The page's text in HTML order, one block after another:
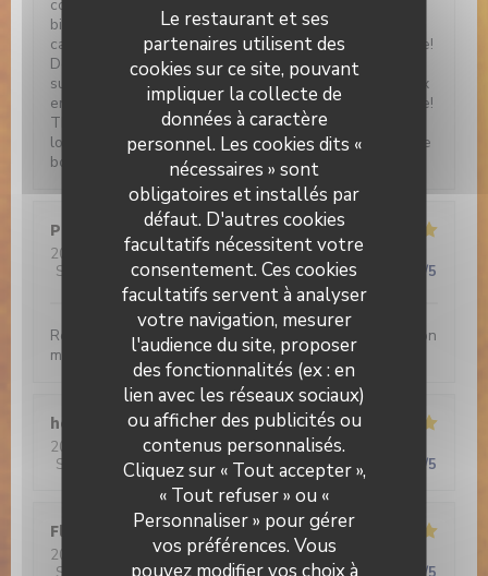
Le restaurant et ses
partenaires utilisent des
cookies sur ce site, pouvant
impliquer la collecte de
données à caractère
personnel. Les cookies dits «
nécessaires » sont
obligatoires et installés par
défaut. D'autres cookies
facultatifs nécessitent votre
consentement. Ces cookies
facultatifs servent à analyser
votre navigation, mesurer
l'audience du site, proposer
des fonctionnalités (ex : en
lien avec les réseaux sociaux)
ou afficher des publicités ou
contenus personnalisés.
Cliquez sur « Tout accepter »,
« Tout refuser » ou «
Personnaliser » pour gérer
vos préférences. Vous
pouvez modifier vos choix à
commande rapide du gentil responsable, service
bienveillant de la nouvelle, Charlotte 😉👍! Et, a la
carte, de la daube !!! Non, non, ce n'est pas une insulte!
De la véritable daube provençale !On commande bien
sur, et pour être sûr d'être vraiment en Provence, deux
entrées: salade provençale et pissaladière. Sans faute!
TRES BON! Notre conseil de gastronomie en culottés
longues, COURREZ-Y!!! Vous y passerez un moment de
bonheur papillaire!
Philippe
2026-03-16- 20:00 - Couverts 4
Service
/5 Ambiance: 4/5 Cuisine: 5/5 Qualité / Prix /5
Restaurant chaleureux servant une cuisine d’inspiration
méditerranéenne savoureuse
henri
2026-02-21
- 13:00 - Couverts 6
Service
/5 Ambiance : 5 /5 Cuisine: 5/5 Qualité / Prix /5
Florence G
2026-02-20
- 13:00 - Couverts 2
Brasserie Valma